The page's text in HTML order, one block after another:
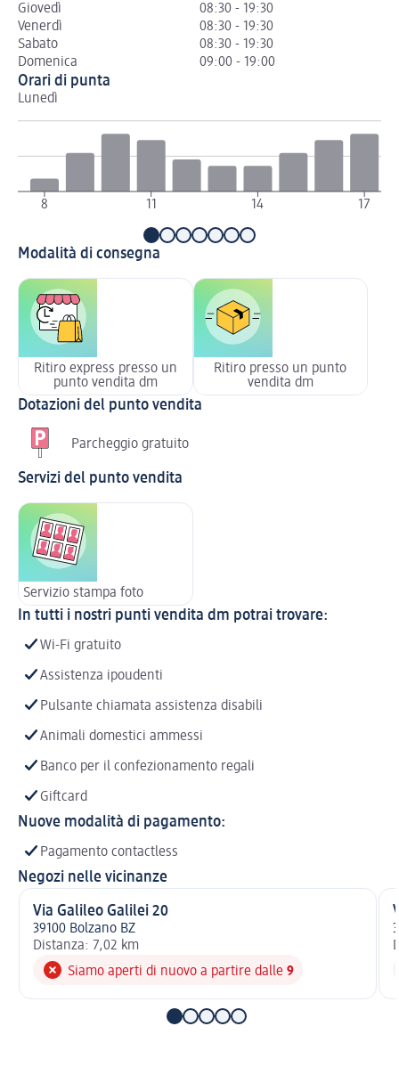
Giovedì
08:30 - 19:30
Venerdì
08:30 - 19:30
Sabato
08:30 - 19:30
Domenica
09:00 - 19:00
Orari di punta
Lunedì
8 11 14 17
Modalità di consegna
Ritiro express presso un
punto vendita dm
Ritiro presso un punto
vendita dm
Dotazioni del punto vendita
Parcheggio gratuito
Servizi del punto vendita
Servizio stampa foto
In tutti i nostri punti vendita dm potrai trovare:
Wi-Fi gratuito
Assistenza ipoudenti
Pulsante chiamata assistenza disabili
Animali domestici ammessi
Banco per il confezionamento regali
Giftcard
Nuove modalità di pagamento:
Pagamento contactless
Negozi nelle vicinanze
Via Galileo Galilei 20
39100 Bolzano BZ
Distanza: 7,02 km
Siamo aperti di nuovo a partire dalle 9